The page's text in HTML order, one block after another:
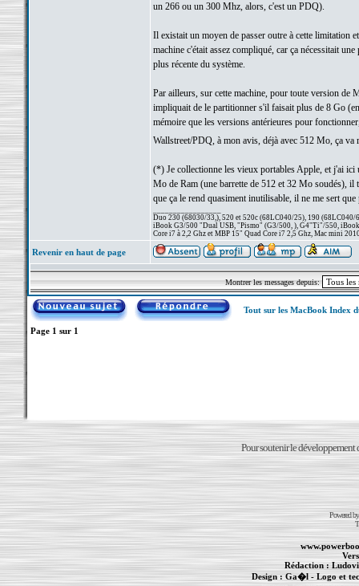
un 266 ou un 300 Mhz, alors, c'est un PDQ).
Il existait un moyen de passer outre à cette limitation
machine c'était assez compliqué, car ça nécessitait
plus récente du système.
Par ailleurs, sur cette machine, pour toute version de
impliquait de le partitionner s'il faisait plus de 8 Go
mémoire que les versions antérieures pour
Wallstreet/PDQ, à mon avis, déjà avec 512 Mo, ça
(*) Je collectionne les vieux portables Apple, et j'ai
Mo de Ram (une barrette de 512 et 32 Mo soudés),
que ça le rend quasiment inutilisable, il ne me sert
Duo 230 (68030/33,), 520 et 520c (68LC040/25), 190 (68LC040/
iBook G3/500 "Dual USB, "Pismo" (G3/500, ), G4"Ti"/550,
Core i7 à 2,2 Ghz et MBP 15" Quad Core i7 2,5 Ghz, Mac mini
Revenir en haut de page
Montrer les messages depuis:
Tout sur les MacBook Index
Page 1 sur 1
Pour soutenir le développement
Powered
Rédaction :
Design : Ga�l- Logo et